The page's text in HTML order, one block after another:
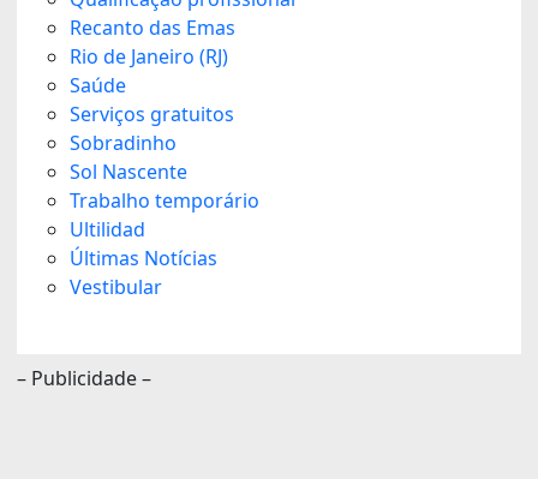
Recanto das Emas
Rio de Janeiro (RJ)
Saúde
Serviços gratuitos
Sobradinho
Sol Nascente
Trabalho temporário
Ultilidad
Últimas Notícias
Vestibular
– Publicidade –